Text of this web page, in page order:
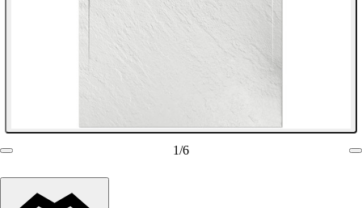
1/6